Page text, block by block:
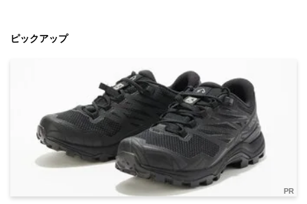
ピックアップ
PR